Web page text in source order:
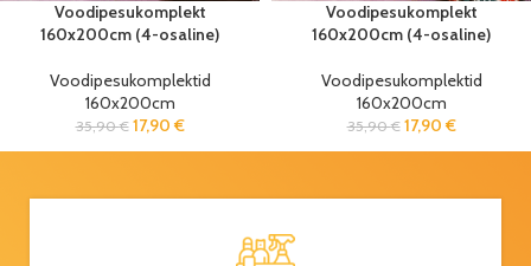
Voodipesukomplekt
160x200cm (4-osaline)
Voodipesukomplektid
160x200cm
35,90€ 17,90 €
Voodipesukomplekt
160x200cm (4-osaline)
Voodipesukomplektid
160x200cm
35,90€ 17,90 €